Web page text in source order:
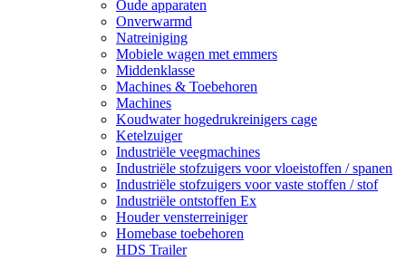
Oude apparaten
Onverwarmd
Natreiniging
Mobiele wagen met emmers
Middenklasse
Machines & Toebehoren
Machines
Koudwater hogedrukreinigers cage
Ketelzuiger
Industriële veegmachines
Industriële stofzuigers voor vloeistoffen / spanen
Industriële stofzuigers voor vaste stoffen / stof
Industriële ontstoffen Ex
Houder vensterreiniger
Homebase toebehoren
HDS Trailer